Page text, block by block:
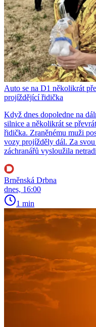
Auto se na D1 několikrát
projíždějící řidička
Když dnes dopoledne na
silnice a několikrát se
řidička. Zraněnému muži
vozy projížděly dál. Za
záchranářů vysloužila
Brněnská Drbna
dnes, 16:00
1 min